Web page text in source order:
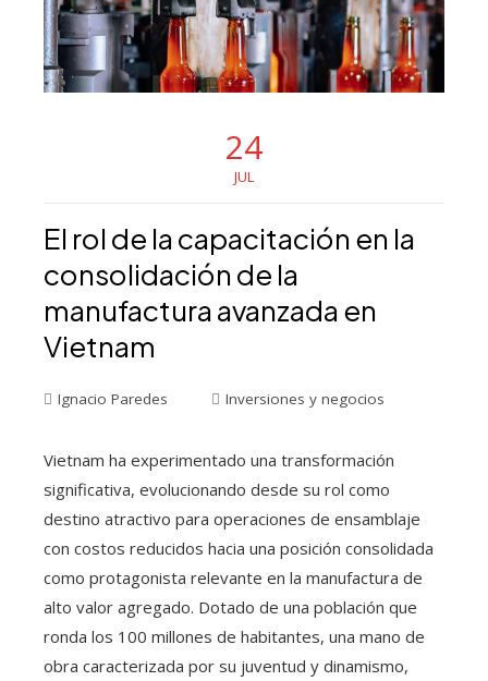
24
JUL
El rol de la capacitación en la
consolidación de la
manufactura avanzada en
Vietnam
Ignacio Paredes Inversiones y negocios
Vietnam ha experimentado una transformación
significativa, evolucionando desde su rol como
destino atractivo para operaciones de ensamblaje
con costos reducidos hacia una posición consolidada
como protagonista relevante en la manufactura de
alto valor agregado. Dotado de una población que
ronda los 100 millones de habitantes, una mano de
obra caracterizada por su juventud y dinamismo,